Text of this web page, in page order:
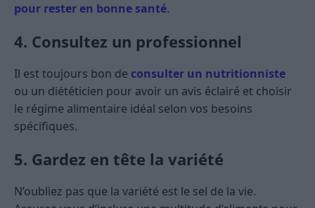
pour rester en bonne santé.
4. Consultez un professionnel
Il est toujours bon de consulter un nutritionniste
ou un diététicien pour avoir un avis éclairé et choisir
le régime alimentaire idéal selon vos besoins
spécifiques.
5. Gardez en tête la variété
N’oubliez pas que la variété est le sel de la vie.